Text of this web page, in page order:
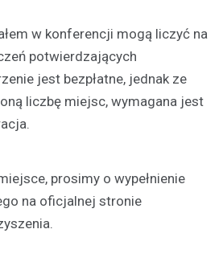
w konferencji mogą liczyć na
potwierdzających
jest bezpłatne, jednak ze
liczbę miejsc, wymagana jest
prosimy o wypełnienie
na oficjalnej stronie